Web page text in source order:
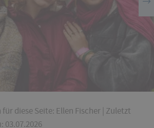
diese Seite: Ellen Fischer | Zuletzt
03.07.2026